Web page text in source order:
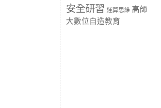
安全研習 運算思維 高師
大數位自造教育